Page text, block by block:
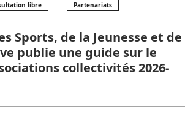
libre
Partenariats
Sports, de la Jeunesse et de
publie une guide sur le
collectivités 2026-